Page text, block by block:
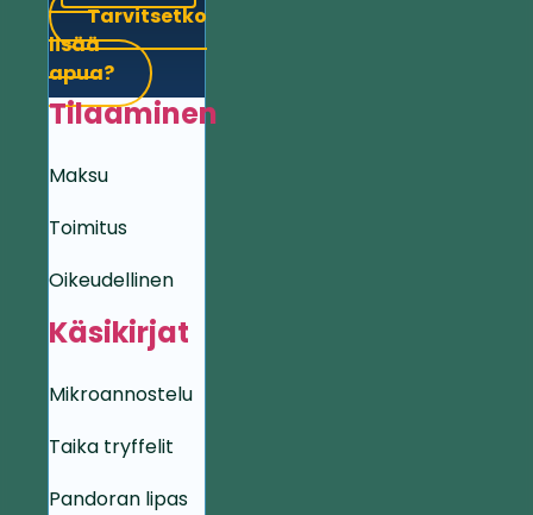
Tarvitsetko
lisää
apua?
Tilaaminen
Maksu
Toimitus
Oikeudellinen
Käsikirjat
Mikroannostelu
Taika tryffelit
Pandoran lipas